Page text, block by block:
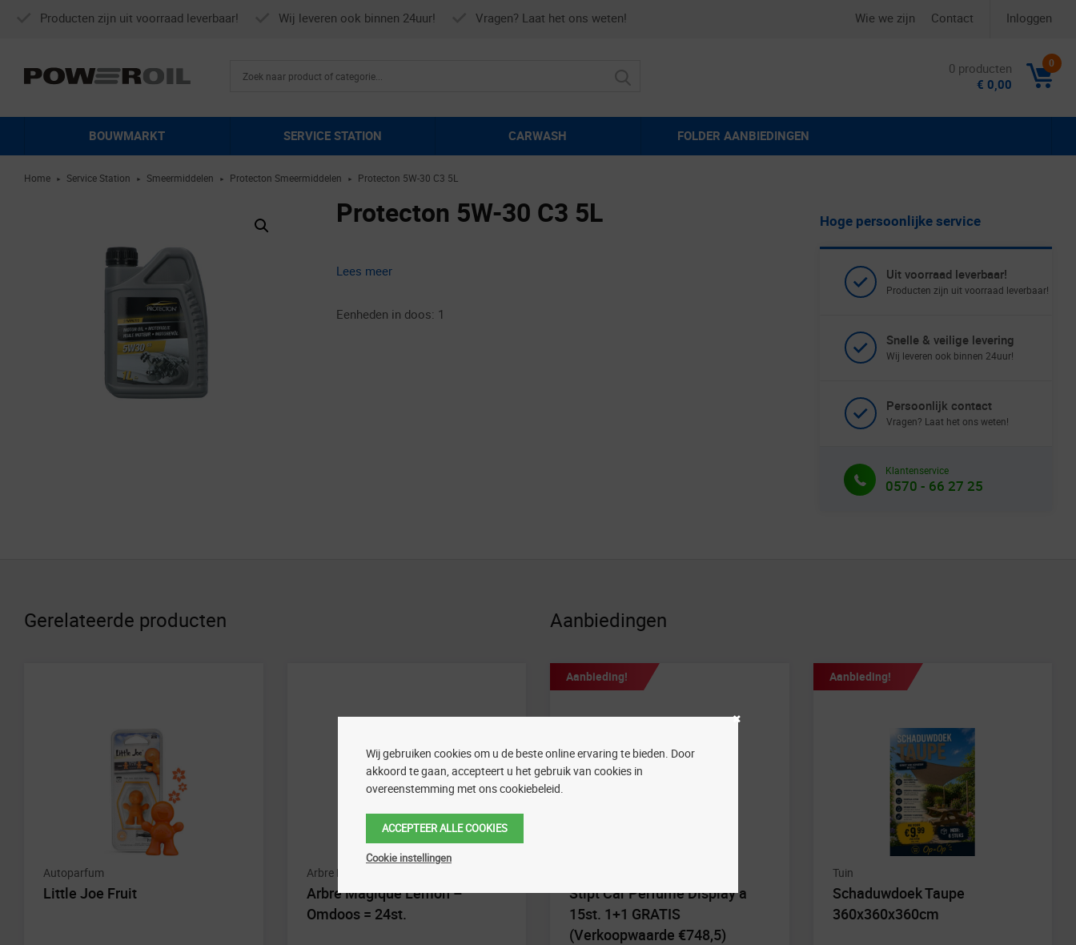
Producten zijn uit voorraad leverbaar! Wij leveren ook binnen 24uur! Vragen? Laat het ons weten! Wie we zijn Contact Inloggen
0
0 producten
€ 0,00
BOUWMARKT SERVICE STATION CARWASH FOLDER AANBIEDINGEN
Home ► Service Station ► Smeermiddelen ► Protecton Smeermiddelen ► Protecton 5W-30 C3 5L
Protecton 5W-30 C3 5L
Lees meer
Eenheden in doos: 1
Hoge persoonlijke service
Uit voorraad leverbaar!
Producten zijn uit voorraad leverbaar!
Snelle & veilige levering
Wij leveren ook binnen 24uur!
Persoonlijk contact
Vragen? Laat het ons weten!
Klantenservice
0570 - 66 27 25
Gerelateerde producten
Autoparfum
Little Joe Fruit
Arbre Magique Autoparfum
Arbre Magique Lemon –
Omdoos = 24st.
Aanbiedingen
Aanbieding!
Stipt Car Perfume Display a
15st. 1+1 GRATIS
(Verkoopwaarde €748,5)
Aanbieding!
Tuin
Schaduwdoek Taupe
360x360x360cm
Wij gebruiken cookies om u de beste online ervaring te bieden. Door
akkoord te gaan, accepteert u het gebruik van cookies in
overeenstemming met ons cookiebeleid.
ACCEPTEER ALLE COOKIES
Cookie instellingen